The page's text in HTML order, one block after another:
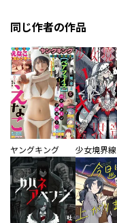
同じ作者の作品
ヤングキング 少女境界線